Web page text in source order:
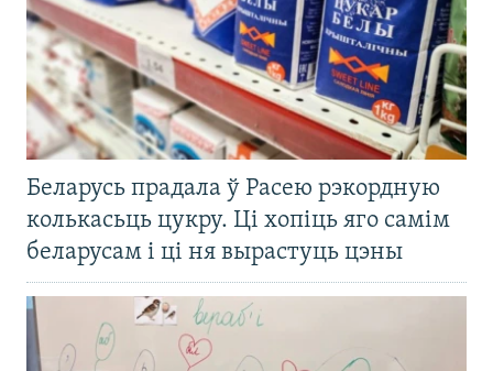
Беларусь прадала ў Расею рэкордную
колькасьць цукру. Ці хопіць яго самім
беларусам і ці ня вырастуць цэны